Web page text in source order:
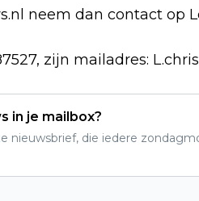
neem dan contact op
zijn mailadres:
in je mailbox?
nieuwsbrief, die iedere